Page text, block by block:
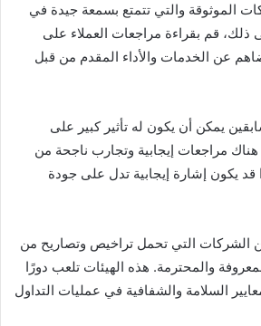
الموثوقة والتي تتمتع بسمعة جيدة في
ذلك، قم بقراءة مراجعات العملاء على
عن الخدمات والأداء المقدم من قبل
يمكن أن يكون له تأثير كبير على
هناك مراجعات إيجابية وتجارب ناجحة من
قد يكون إشارة إيجابية تدل على جودة
الشركات التي تحمل تراخيص وتصاريح من
والمحترمة. هذه الهيئات تلعب دورًا
السلامة والشفافية في عمليات التداول